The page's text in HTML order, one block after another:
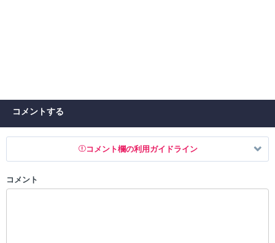
コメントする
コメント欄の利用ガイドライン
以下の書き込みを禁止とし、場合によってはコメント削除や書き込み制
コメント